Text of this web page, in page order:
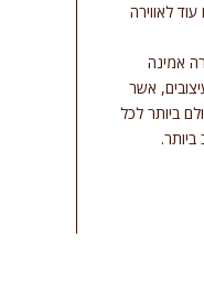
לאווירה
אמינה
אשר
ביותר לכל